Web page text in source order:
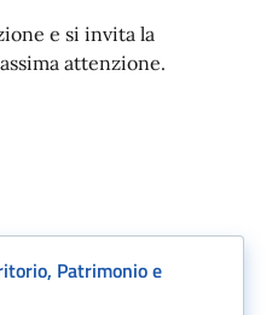
e si invita la
attenzione.
Patrimonio e